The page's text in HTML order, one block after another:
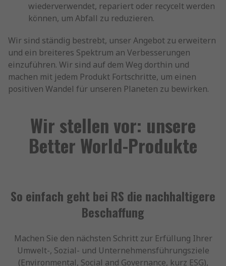
wiederverwendet, repariert oder recycelt werden
können, um Abfall zu reduzieren.
Wir sind ständig bestrebt, unser Angebot zu erweitern
und ein breiteres Spektrum an Verbesserungen
einzuführen. Wir sind auf dem Weg dorthin und
machen mit jedem Produkt Fortschritte, um einen
positiven Wandel für unseren Planeten zu bewirken.
Wir stellen vor: unsere
Better World-Produkte
So einfach geht bei RS die nachhaltigere
Beschaffung
Machen Sie den nächsten Schritt zur Erfüllung Ihrer
Umwelt-, Sozial- und Unternehmensführungsziele
(Environmental, Social and Governance, kurz ESG),